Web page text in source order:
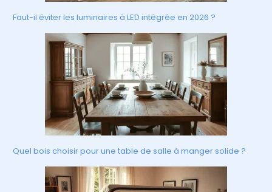
Faut-il éviter les luminaires à LED intégrée en 2026 ?
Quel bois choisir pour une table de salle à manger solide ?